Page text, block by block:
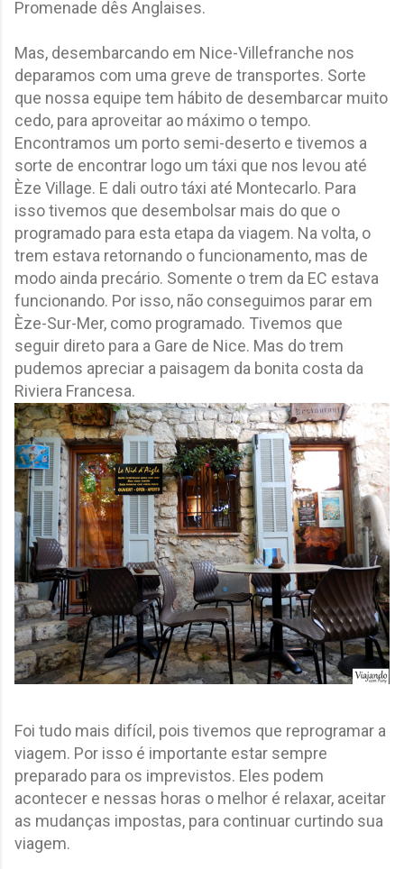
Promenade dês Anglaises.
Mas, desembarcando em Nice-Villefranche nos
deparamos com uma greve de transportes. Sorte
que nossa equipe tem hábito de desembarcar muito
cedo, para aproveitar ao máximo o tempo.
Encontramos um porto semi-deserto e tivemos a
sorte de encontrar logo um táxi que nos levou até
Èze Village. E dali outro táxi até Montecarlo. Para
isso tivemos que desembolsar mais do que o
programado para esta etapa da viagem. Na volta, o
trem estava retornando o funcionamento, mas de
modo ainda precário. Somente o trem da EC estava
funcionando. Por isso, não conseguimos parar em
Èze-Sur-Mer, como programado. Tivemos que
seguir direto para a Gare de Nice. Mas do trem
pudemos apreciar a paisagem da bonita costa da
Riviera Francesa.
Foi tudo mais difícil, pois tivemos que reprogramar a
viagem. Por isso é importante estar sempre
preparado para os imprevistos. Eles podem
acontecer e nessas horas o melhor é relaxar, aceitar
as mudanças impostas, para continuar curtindo sua
viagem.